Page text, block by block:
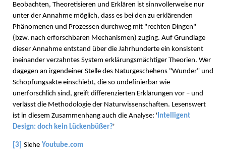
Beobachten, Theoretisieren und Erklären ist sinnvollerweise nur
unter der Annahme möglich, dass es bei den zu erklärenden
Phänomenen und Prozessen durchweg mit "rechten Dingen"
(bzw. nach erforschbaren Mechanismen) zuging. Auf Grundlage
dieser Annahme entstand über die Jahrhunderte ein konsistent
ineinander verzahntes System erklärungsmächtiger Theorien. Wer
dagegen an irgendeiner Stelle des Naturgeschehens "Wunder" und
Schöpfungsakte einschiebt, die so undefinierbar wie
unerforschlich sind, greift differenzierten Erklärungen vor – und
verlässt die Methodologie der Naturwissenschaften. Lesenswert
ist in diesem Zusammenhang auch die Analyse: ' Intelligent
Design: doch kein Lückenbüßer?'
[3] Siehe Youtube.com